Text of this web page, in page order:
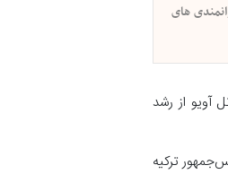
رشد توانمندی های
امنیتی تل آویو از رشد
ترکیه